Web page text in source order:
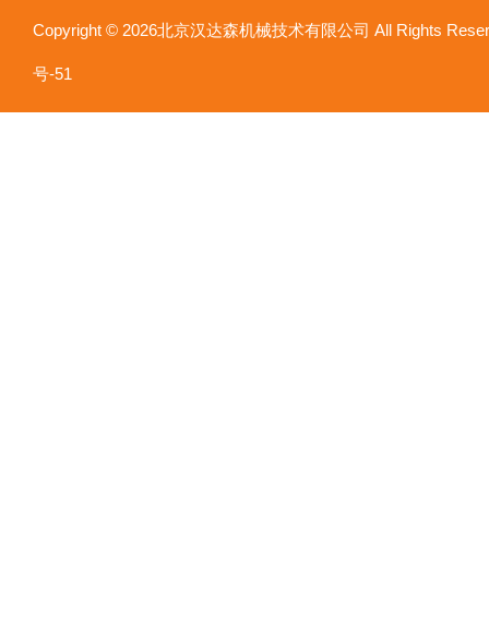
Copyright © 2026北京汉达森机械技术有限公司 All Rights
号-51